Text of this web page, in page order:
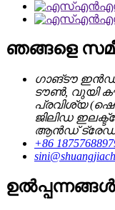
ഞങ്ങളെ
ഗാങ്‌ടൗ
ടൗൺ, വുയി
പ്രവിശ്യ
ജിലിഡ
ആൻഡ് ട്രേഡ്
+86
ഉൽപ്പന്നങ്ങൾ